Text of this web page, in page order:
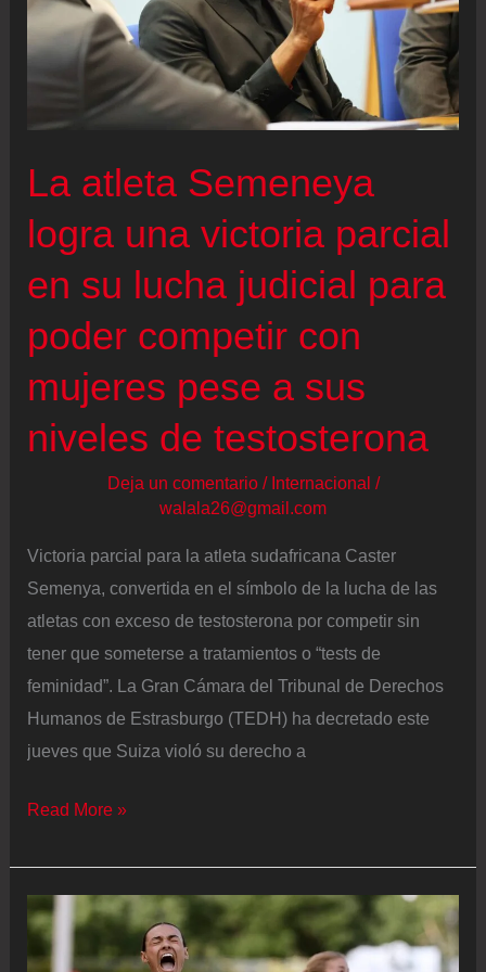
Alegna
González
en
logra
el
en
los
kilómetros
La atleta Semeneya
logra una victoria parcial
en su lucha judicial para
poder competir con
mujeres pese a sus
niveles de testosterona
Deja un comentario / Internacional /
walala26@gmail.com
Victoria parcial para la atleta sudafricana Caster
Semenya, convertida en el símbolo de la lucha de las
atletas con exceso de testosterona por competir sin
tener que someterse a tratamientos o “tests de
feminidad”. La Gran Cámara del Tribunal de Derechos
Humanos de Estrasburgo (TEDH) ha decretado este
jueves que Suiza violó su derecho a
La
Semeneya
logra
una
Read More »